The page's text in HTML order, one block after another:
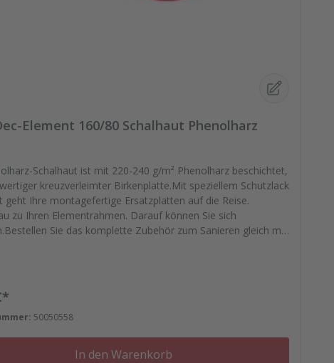
Element 160/80 Schalhaut Phenolharz
Schalhaut ist mit 220-240 g/m² Phenolharz beschichtet,
kreuzverleimter Birkenplatte.Mit speziellem Schutzlack
geht Ihre montagefertige Ersatzplatten auf die Reise.
zu Ihren Elementrahmen. Darauf können Sie sich
Sie das komplette Zubehör zum Sanieren gleich mit.
Preis:
50050558
In den Warenkorb